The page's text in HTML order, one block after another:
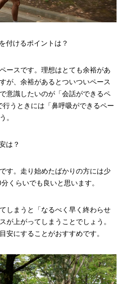
付けるポイントは？
ースです。理想はとても余裕があ
が、余裕があるとついついペース
意識したいのが「会話ができるペ
うときには「鼻呼吸ができるペー
。
は？
す。走り始めたばかりの方には少
くらいでも良いと思います。
しまうと「なるべく早く終わらせ
が上がってしまうことでしょう。
安にすることがおすすめです。